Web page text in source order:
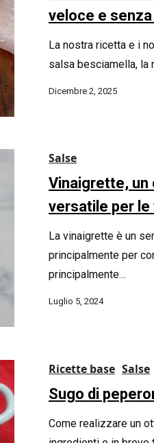
veloce e
La nostra ricetta e i
salsa besciamella, la
Dicembre 2, 2025
Salse
Vinaigrette, un
versatile per
La vinaigrette è un
principalmente per
principalmente…
Luglio 5, 2024
Ricette base Salse
Sugo di
Come realizzare un